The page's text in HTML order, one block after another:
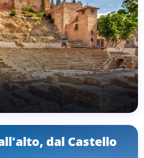
dal Castello